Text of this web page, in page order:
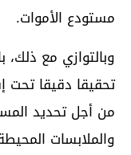
مستودع الأموات.
وبالتوازي مع ذلك،
تحقيقا دقيقا تحت
من أجل تحديد
والملابسات